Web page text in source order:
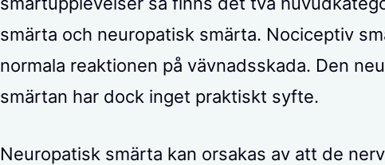
smärta och neuropatisk smärta. Nociceptiv
normala reaktionen på vävnadsskada. Den
smärtan har dock inget praktiskt syfte.
Neuropatisk smärta kan orsakas av att de